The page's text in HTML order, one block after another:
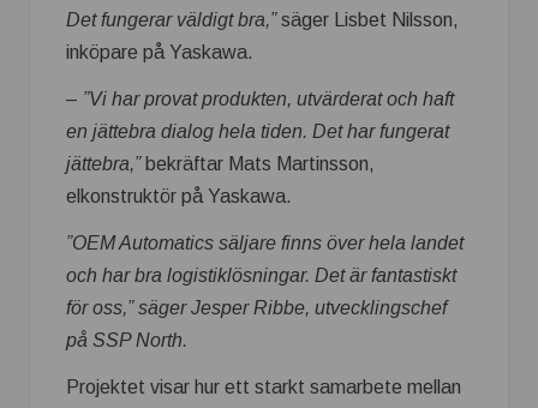
Det fungerar väldigt bra,”säger Lisbet Nilsson,
inköpare på Yaskawa.
– ”Vi har provat produkten, utvärderat och haft
en jättebra dialog hela tiden. Det har fungerat
jättebra,”bekräftar Mats Martinsson,
elkonstruktör på Yaskawa.
”OEM Automatics säljare finns över hela landet
och har bra logistiklösningar. Det är fantastiskt
för oss,” säger Jesper Ribbe, utvecklingschef
på SSP North.
Projektet visar hur ett starkt samarbete mellan